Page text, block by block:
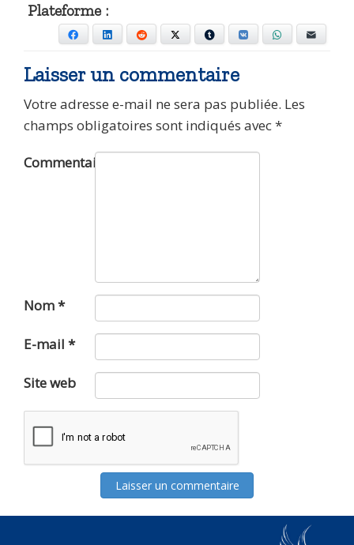
Plateforme :
Facebook LinkedIn Reddit Tumblr VKontakte WhatsApp
Laisser un commentaire
Votre adresse e-mail ne sera pas publiée. Les
champs obligatoires sont indiqués avec*
Commentaire
Nom*
E-mail *
Site web